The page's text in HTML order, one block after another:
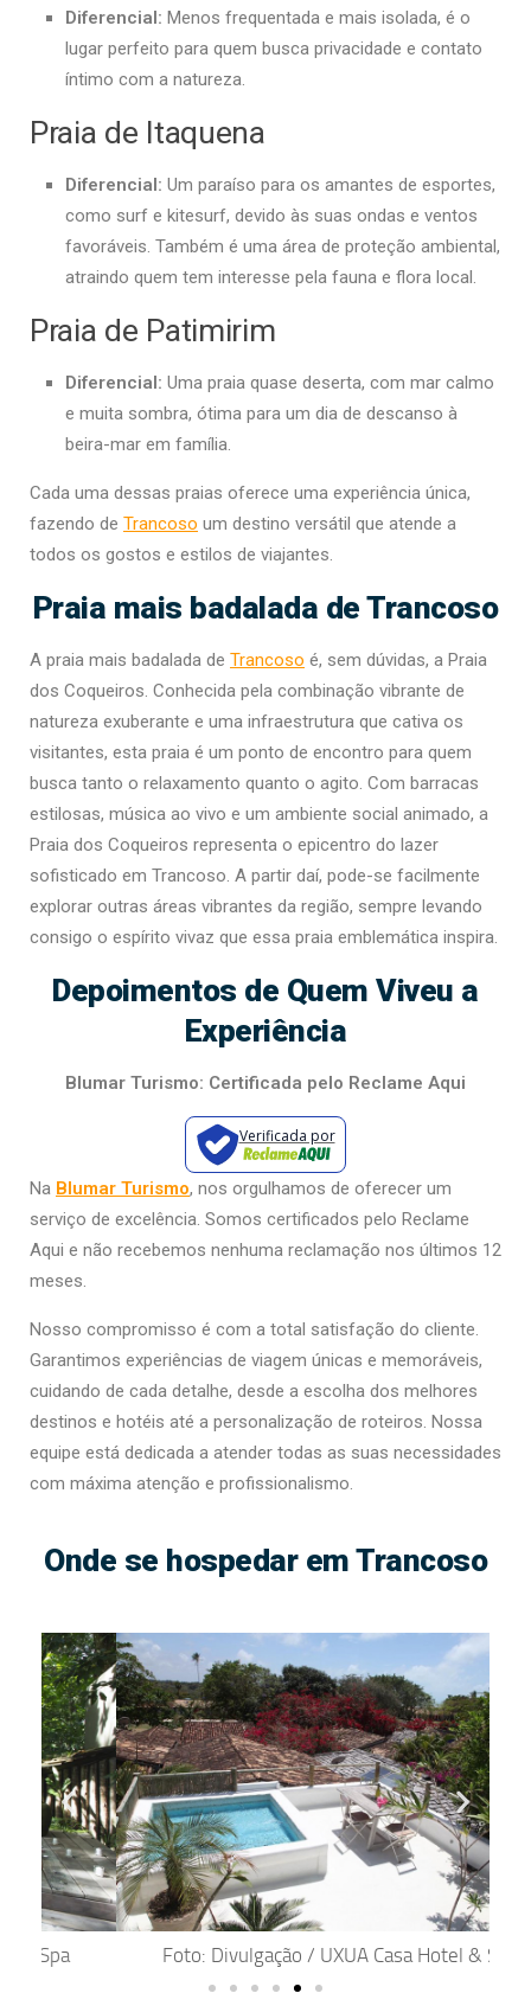
Diferencial: Menos frequentada e mais isolada, é o
lugar perfeito para quem busca privacidade e contato
íntimo com a natureza.
Praia de Itaquena
Diferencial: Um paraíso para os amantes de esportes,
como surf e kitesurf, devido às suas ondas e ventos
favoráveis. Também é uma área de proteção ambiental,
atraindo quem tem interesse pela fauna e flora local.
Praia de Patimirim
Diferencial: Uma praia quase deserta, com mar calmo
e muita sombra, ótima para um dia de descanso à
beira-mar em família.
Cada uma dessas praias oferece uma experiência única,
fazendo de Trancoso um destino versátil que atende a
todos os gostos e estilos de viajantes.
Praia mais badalada de Trancoso
A praia mais badalada de Trancoso é, sem dúvidas, a Praia
dos Coqueiros. Conhecida pela combinação vibrante de
natureza exuberante e uma infraestrutura que cativa os
visitantes, esta praia é um ponto de encontro para quem
busca tanto o relaxamento quanto o agito. Com barracas
estilosas, música ao vivo e um ambiente social animado, a
Praia dos Coqueiros representa o epicentro do lazer
sofisticado em Trancoso. A partir daí, pode-se facilmente
explorar outras áreas vibrantes da região, sempre levando
consigo o espírito vivaz que essa praia emblemática inspira.
Depoimentos de Quem Viveu a
Experiência
Blumar Turismo: Certificada pelo Reclame Aqui
Verificada por
Na Blumar Turismo, nos orgulhamos de oferecer um
serviço de excelência. Somos certificados pelo Reclame
Aqui e não recebemos nenhuma reclamação nos últimos 12
meses.
Nosso compromisso é com a total satisfação do cliente.
Garantimos experiências de viagem únicas e memoráveis,
cuidando de cada detalhe, desde a escolha dos melhores
destinos e hotéis até a personalização de roteiros. Nossa
equipe está dedicada a atender todas as suas necessidades
com máxima atenção e profissionalismo.
Onde se hospedar em Trancoso
Foto: Divulgação / UXUA Casa Hotel & Spa